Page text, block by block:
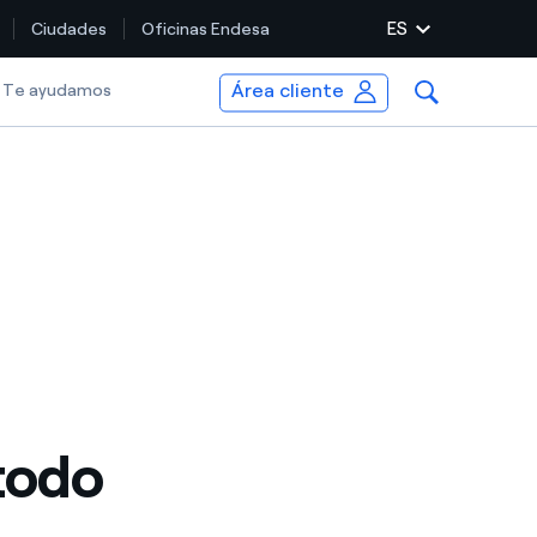
Ciudades Oficinas Endesa ES
item
Te ayudamos Área cliente